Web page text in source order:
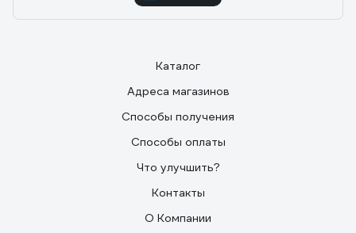
Каталог
Адреса магазинов
Способы получения
Способы оплаты
Что улучшить?
Контакты
О Компании